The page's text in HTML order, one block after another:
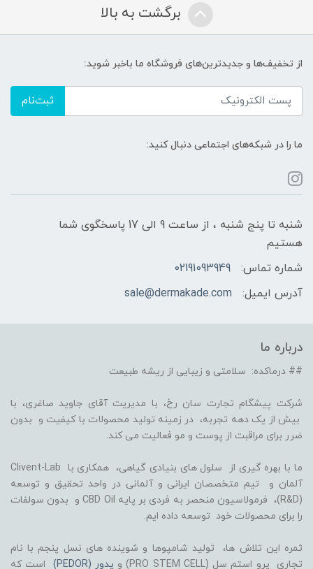
برگشت به بالا
از تخفیف‌ها و جدیدترین‌های فروشگاه ما باخبر شوید:
ثبت‌نام
ما را در شبکه‌های اجتماعی دنبال کنید:
شنبه تا پنج شنبه ، از ساعت 9 الی 17 پاسخگوی شما
هستیم
شماره تماس:
02191093949
آدرس ایمیل:
sale@dermakade.com
درباره ما
## درماکده: سلامتی و زیبایی از ریشه طبیعت
شرکت پیشگام تجارت سان رخ، با مدیریت آقای جاوید صاغری، با
بیش از یک دهه تجربه، در زمینه تولید محصولات با کیفیت و بدون
ضرر برای مراقبت از پوست و مو فعالیت می کند.
ما با بهره گیری از سلول های بنیادی گیاهی، همکاری با Clivent-Lab
آلمان و تیم متخصصان ایرانی و آلمانی در واحد تحقیق و توسعه
(R&D)، فرمولاسیون منحصر به فردی بر پایه CBD Oil و بدون سولفات
را برای محصولات خود توسعه داده ایم.
ثمره این تلاش ها، تولید شامپوها و شوینده های نسل پنجم با نام
تجاری پرو استم سل (PRO STEM CELL) و
پدور (PEDOR) است که